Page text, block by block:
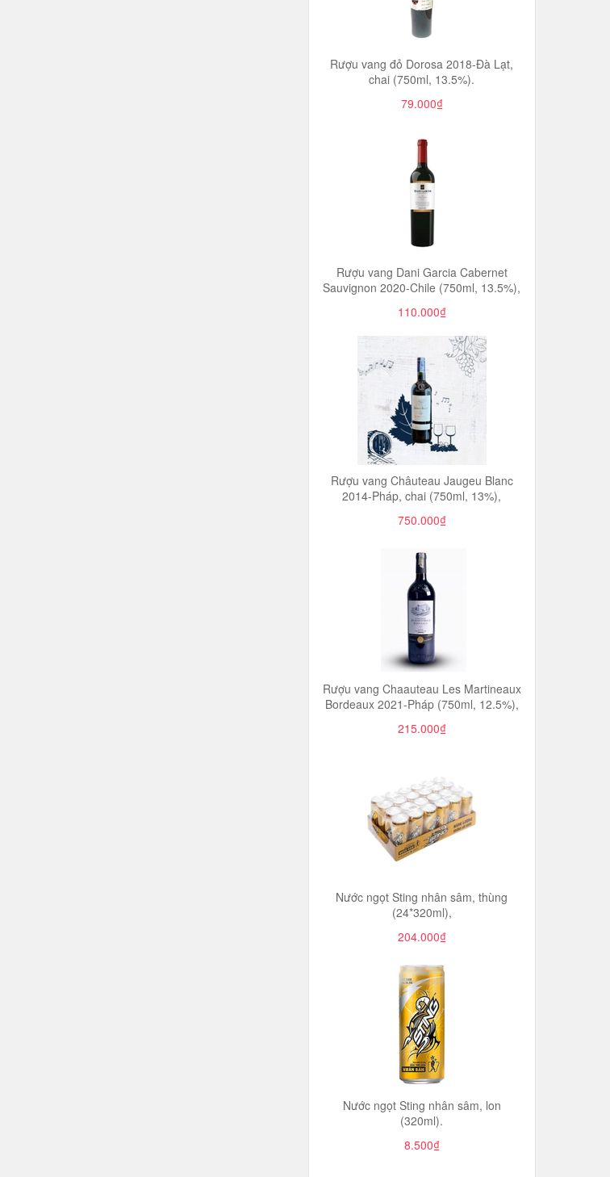
Rượu vang đỏ Dorosa 2018-Đà Lạt,
chai (750ml, 13.5%).
79.000₫
Rượu vang Dani Garcia Cabernet
Sauvignon 2020-Chile (750ml, 13.5%),
110.000₫
Rượu vang Châuteau Jaugeu Blanc
2014-Pháp, chai (750ml, 13%),
750.000₫
Rượu vang Chaauteau Les Martineaux
Bordeaux 2021-Pháp (750ml, 12.5%),
215.000₫
Nước ngọt Sting nhân sâm, thùng
(24*320ml),
204.000₫
Nước ngọt Sting nhân sâm, lon
(320ml).
8.500₫